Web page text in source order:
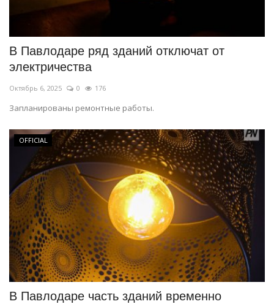
В Павлодаре ряд зданий отключат от
электричества
Октябрь 6, 2025 0 176
Запланированы ремонтные работы.
OFFICIAL
В Павлодаре часть зданий временно